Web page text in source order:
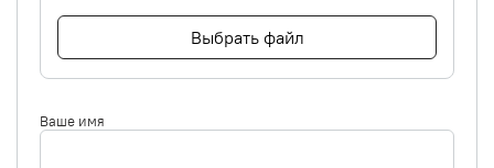
Выбрать файл
Ваше имя